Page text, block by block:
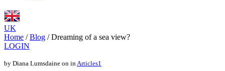
UK
Home / Blog / Dreaming of a sea view?
LOGIN
by Diana Lumsdaine on inArticles1